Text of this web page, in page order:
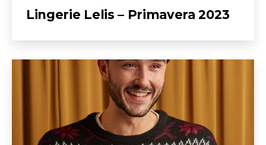
Lingerie Lelis – Primavera 2023